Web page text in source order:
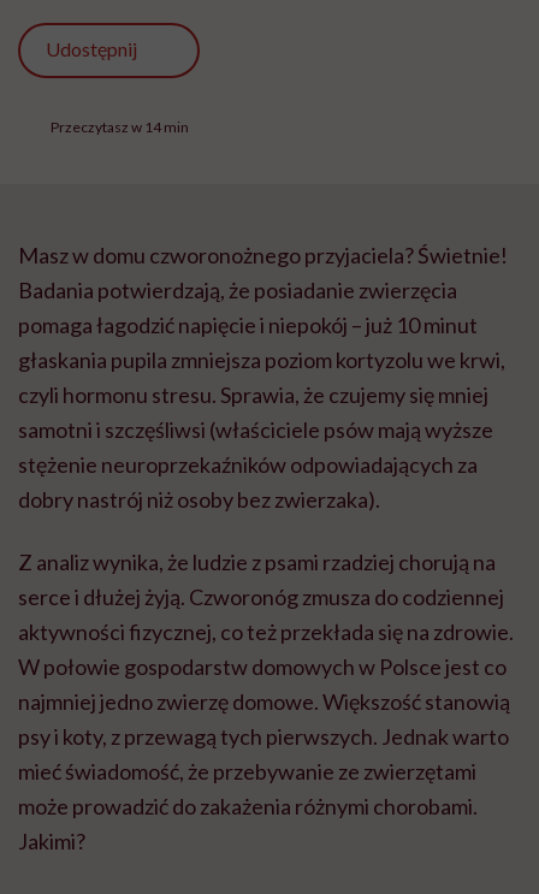
Udostępnij
Przeczytasz w 14 min
Masz w domu czworonożnego przyjaciela? Świetnie!
Badania potwierdzają, że posiadanie zwierzęcia
pomaga łagodzić napięcie i niepokój – już 10 minut
głaskania pupila zmniejsza poziom kortyzolu we krwi,
czyli hormonu stresu. Sprawia, że czujemy się mniej
samotni i szczęśliwsi (właściciele psów mają wyższe
stężenie neuroprzekaźników odpowiadających za
dobry nastrój niż osoby bez zwierzaka).
Z analiz wynika, że ludzie z psami rzadziej chorują na
serce i dłużej żyją. Czworonóg zmusza do codziennej
aktywności fizycznej, co też przekłada się na zdrowie.
W połowie gospodarstw domowych w Polsce jest co
najmniej jedno zwierzę domowe. Większość stanowią
psy i koty, z przewagą tych pierwszych. Jednak warto
mieć świadomość, że przebywanie ze zwierzętami
może prowadzić do zakażenia różnymi chorobami.
Jakimi?